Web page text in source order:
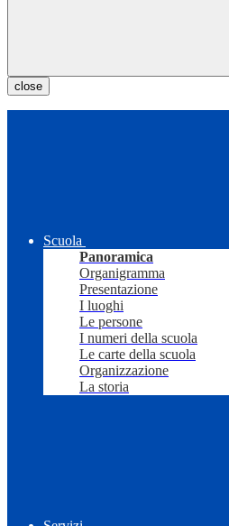
close
Scuola
Panoramica
Organigramma
Presentazione
I luoghi
Le persone
I numeri della scuola
Le carte della scuola
Organizzazione
La storia